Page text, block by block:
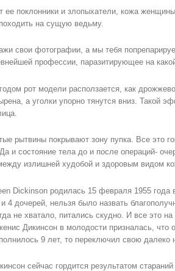
ее поклонники и злопыхатели, кожа
на сущую ведьму.
свои фотографии, а мы тебя
профессии, паразитирующее на
рот модели расползается, как
а уголки упорно тянутся вниз. Такой
рытвины покрывают зону пупка. Все это
и состояние тела до и после операций-
излишней худобой и здоровым видом
Dickinson родилась 15 февраля 1955
4 дочерей, нельзя было назвать
не хватало, питались скудно. И все это
Дикинсон в молодости призналась, что
9 лет, то переключил свою далеко
сейчас гордится результатом